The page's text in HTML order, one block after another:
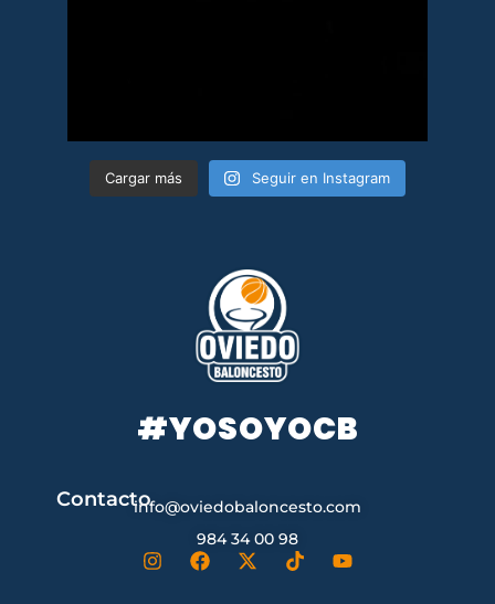
Cargar más Seguir en Instagram
#YOSOYOCB
Contactoinfo@oviedobaloncesto.com
984 34 00 98